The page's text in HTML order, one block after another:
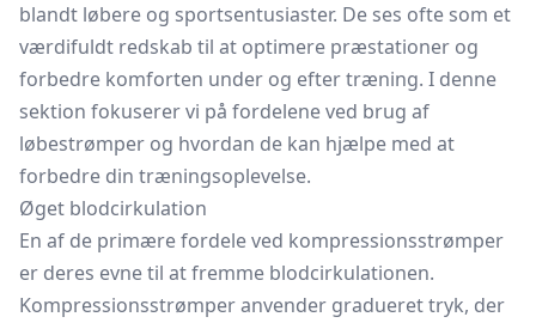
blandt løbere og sportsentusiaster. De ses ofte som et
værdifuldt redskab til at optimere præstationer og
forbedre komforten under og efter træning. I denne
sektion fokuserer vi på fordelene ved brug af
løbestrømper og hvordan de kan hjælpe med at
forbedre din træningsoplevelse.
Øget blodcirkulation
En af de primære fordele ved kompressionsstrømper
er deres evne til at fremme blodcirkulationen.
Kompressionsstrømper anvender gradueret tryk, der